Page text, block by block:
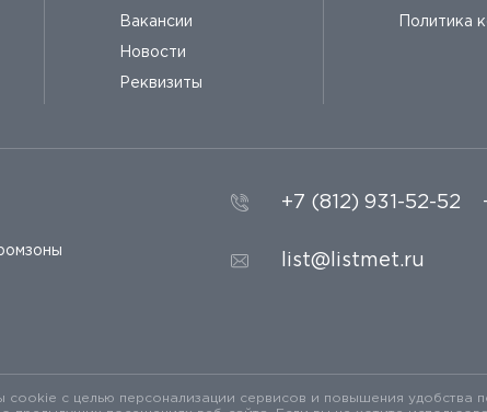
Вакансии
Новости
Реквизиты
Политика
+7 (812) 931-52-52
list@listmet.ru
с целью персонализации сервисов и повышения удобства